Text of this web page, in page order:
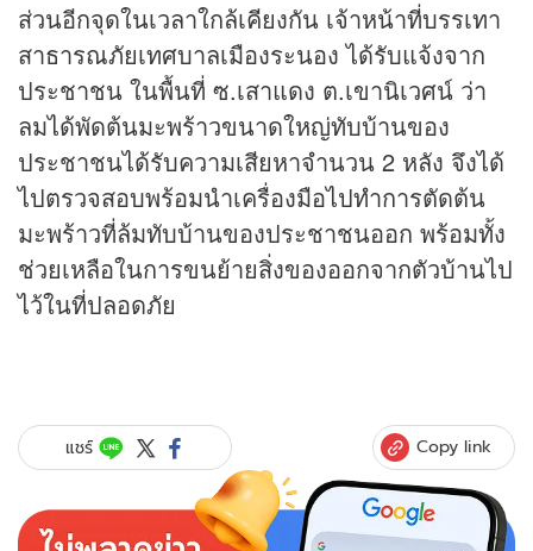
ส่วนอีกจุดในเวลาใกล้เคียงกัน เจ้าหน้าที่บรรเทา
สาธารณภัยเทศบาลเมืองระนอง ได้รับแจ้งจาก
ประชาชน ในพื้นที่ ซ.เสาแดง ต.เขานิเวศน์ ว่า
ลมได้พัดต้นมะพร้าวขนาดใหญ่ทับบ้านของ
ประชาชนได้รับความเสียหาจำนวน 2 หลัง จึงได้
ไปตรวจสอบพร้อมนำเครื่องมือไปทำการตัดต้น
มะพร้าวที่ล้มทับบ้านของประชาชนออก พร้อมทั้ง
ช่วยเหลือในการขนย้ายสิ่งของออกจากตัวบ้านไป
ไว้ในที่ปลอดภัย
แชร์ Copy link